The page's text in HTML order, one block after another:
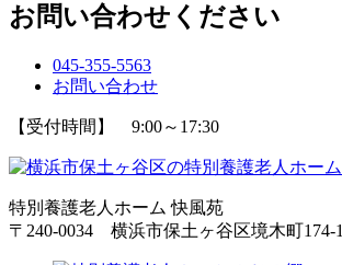
お問い合わせください
045-355-5563
お問い合わせ
【受付時間】 9:00～17:30
特別養護老人ホーム 快風苑
〒240-0034 横浜市保土ヶ谷区境木町174-1